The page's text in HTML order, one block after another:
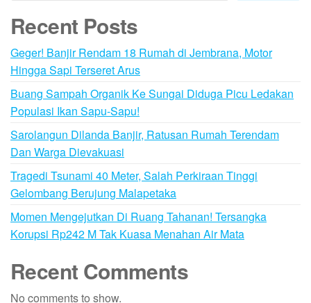
Recent Posts
Geger! Banjir Rendam 18 Rumah di Jembrana, Motor
Hingga Sapi Terseret Arus
Buang Sampah Organik Ke Sungai Diduga Picu Ledakan
Populasi Ikan Sapu-Sapu!
Sarolangun Dilanda Banjir, Ratusan Rumah Terendam
Dan Warga Dievakuasi
Tragedi Tsunami 40 Meter, Salah Perkiraan Tinggi
Gelombang Berujung Malapetaka
Momen Mengejutkan Di Ruang Tahanan! Tersangka
Korupsi Rp242 M Tak Kuasa Menahan Air Mata
Recent Comments
No comments to show.